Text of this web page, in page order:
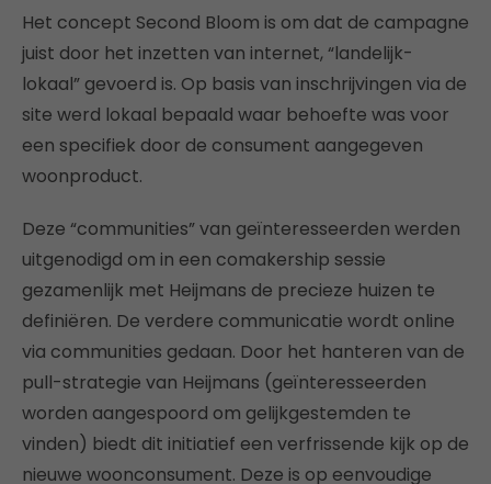
Het concept Second Bloom is om dat de campagne
juist door het inzetten van internet, “landelijk-
lokaal” gevoerd is. Op basis van inschrijvingen via de
site werd lokaal bepaald waar behoefte was voor
een specifiek door de consument aangegeven
woonproduct.
Deze “communities” van geïnteresseerden werden
uitgenodigd om in een comakership sessie
gezamenlijk met Heijmans de precieze huizen te
definiëren. De verdere communicatie wordt online
via communities gedaan. Door het hanteren van de
pull-strategie van Heijmans (geïnteresseerden
worden aangespoord om gelijkgestemden te
vinden) biedt dit initiatief een verfrissende kijk op de
nieuwe woonconsument. Deze is op eenvoudige